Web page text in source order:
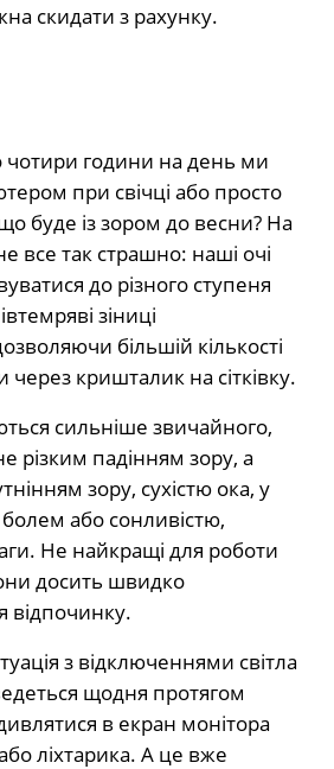
скидати з рахунку.
години на день ми
при свічці або просто
що буде із зором до весни? На
все так страшно: наші очі
до різного ступеня
зіниці
більшій кількості
через кришталик на сітківку.
сильніше звичайного,
різким падінням зору, а
зору, сухістю ока, у
або сонливістю,
Не найкращі для роботи
досить швидко
відпочинку.
з відключеннями світла
щодня протягом
в екран монітора
ліхтарика. А це вже